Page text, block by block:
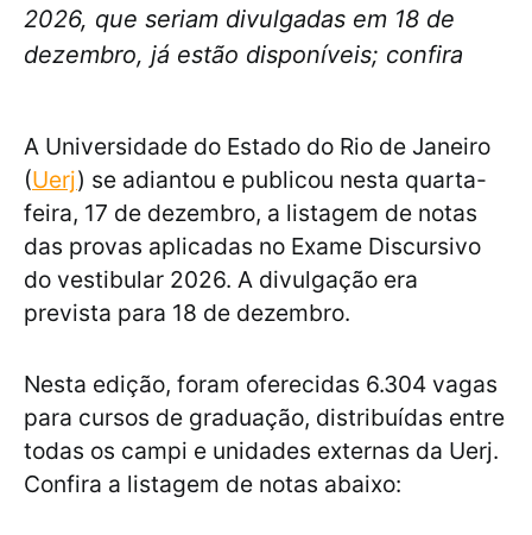
2026, que seriam divulgadas em 18 de
dezembro, já estão disponíveis; confira
A Universidade do Estado do Rio de Janeiro
(Uerj) se adiantou e publicou nesta quarta-
feira, 17 de dezembro, a listagem de notas
das provas aplicadas no Exame Discursivo
do vestibular 2026. A divulgação era
prevista para 18 de dezembro.
Nesta edição, foram oferecidas 6.304 vagas
para cursos de graduação, distribuídas entre
todas os campi e unidades externas da Uerj.
Confira a listagem de notas abaixo: